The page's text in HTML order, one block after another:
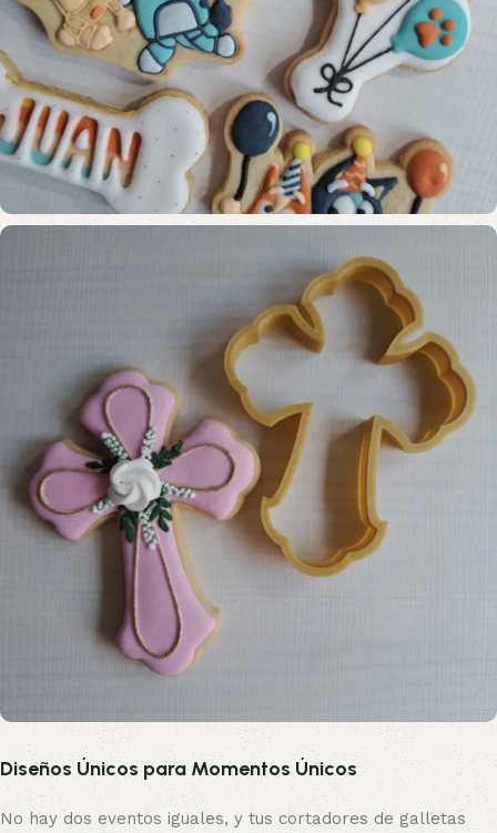
Diseños Únicos para Momentos Únicos
No hay dos eventos iguales, y tus cortadores de galletas